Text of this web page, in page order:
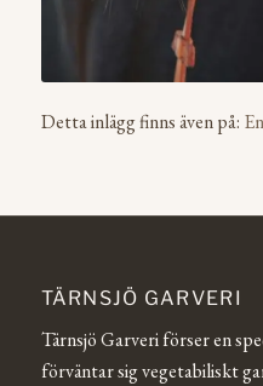
Detta inlägg finns även på:
TÄRNSJÖ GARVERI
Tärnsjö Garveri förser en
förväntar sig vegetabiliskt